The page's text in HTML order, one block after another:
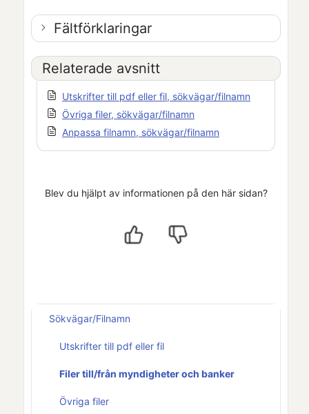
Fältförklaringar
Relaterade avsnitt
Utskrifter till pdf eller fil, sökvägar/filnamn
Övriga filer, sökvägar/filnamn
Anpassa filnamn, sökvägar/filnamn
Blev du hjälpt av informationen på den här sidan?
Sökvägar/Filnamn
Utskrifter till pdf eller fil
Filer till/från myndigheter och banker
Övriga filer